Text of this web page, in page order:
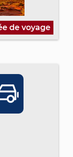
de voyage